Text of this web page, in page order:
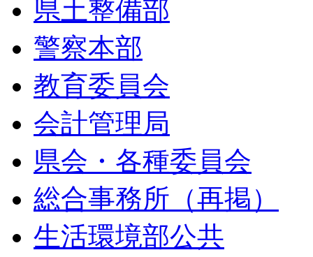
県土整備部
警察本部
教育委員会
会計管理局
県会・各種委員会
総合事務所（再掲）
生活環境部公共